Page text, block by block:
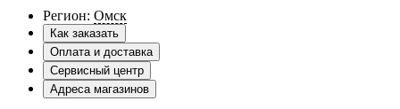
Регион: Омск
Как заказать
Оплата и доставка
Сервисный центр
Адреса магазинов